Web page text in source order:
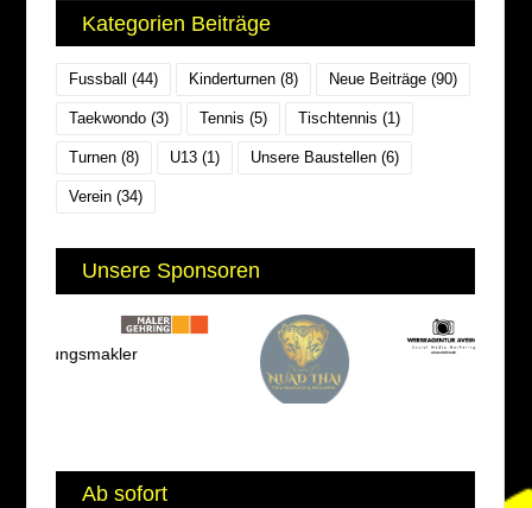
Kategorien Beiträge
Fussball (44) Kinderturnen(8) Neue Beiträge(90)
Taekwondo(3) Tennis (5) Tischtennis (1)
Turnen(8) U13(1) Unsere Baustellen(6)
Verein(34)
Unsere Sponsoren
Ab sofort